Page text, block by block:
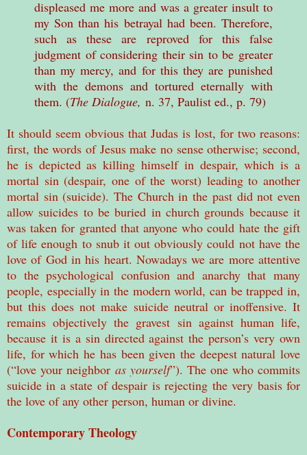
displeased me more and was a greater insult to
my Son than his betrayal had been. Therefore,
such as these are reproved for this false
judgment of considering their sin to be greater
than my mercy, and for this they are punished
with the demons and tortured eternally with
them. (The Dialogue, n. 37, Paulist ed., p. 79)
It should seem obvious that Judas is lost, for two reasons:
first, the words of Jesus make no sense otherwise; second,
he is depicted as killing himself in despair, which is a
mortal sin (despair, one of the worst) leading to another
mortal sin (suicide). The Church in the past did not even
allow suicides to be buried in church grounds because it
was taken for granted that anyone who could hate the gift
of life enough to snub it out obviously could not have the
love of God in his heart. Nowadays we are more attentive
to the psychological confusion and anarchy that many
people, especially in the modern world, can be trapped in,
but this does not make suicide neutral or inoffensive. It
remains objectively the gravest sin against human life,
because it is a sin directed against the person’s very own
life, for which he has been given the deepest natural love
(“love your neighbor as yourself”). The one who commits
suicide in a state of despair is rejecting the very basis for
the love of any other person, human or divine.
Contemporary Theology